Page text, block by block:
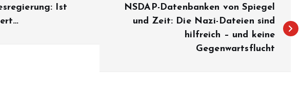
Ist
NSDAP-Datenbanken von Spiegel
und Zeit: Die Nazi-Dateien sind
hilfreich – und keine
Gegenwartsflucht